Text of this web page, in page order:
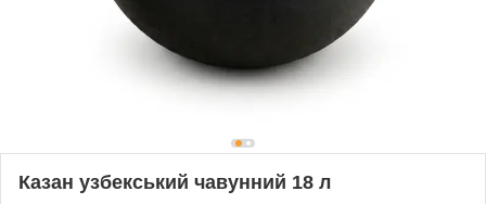
Казан узбекський чавунний 18 л